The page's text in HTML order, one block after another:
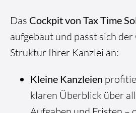
Das Cockpit von Tax Time
aufgebaut und passt sich
Struktur Ihrer Kanzlei an:
Kleine Kanzleien
klaren Überblick über